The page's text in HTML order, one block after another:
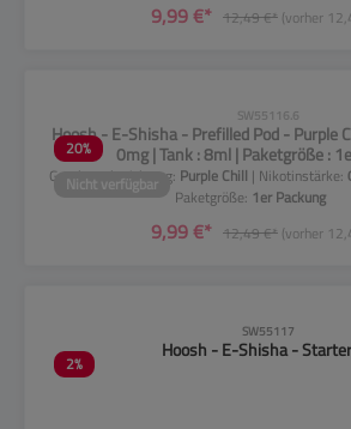
9,99 €* 12,49 €* (vorher
20%
Nicht verfügbar
SW55116.6
Hoosh - E-Shisha - Prefilled Pod - Purple
0mg | Tank : 8ml | Paketgröße :
Geschmacksrichtung: Purple Chill | Nikotinstärke:
Paketgröße: 1er Packung
9,99 €* 12,49 €* (vorher
2%
SW55117
Hoosh - E-Shisha -